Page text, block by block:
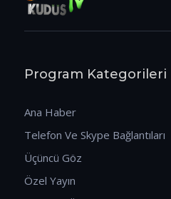
Program Kategorileri
Ana Haber
Telefon Ve Skype Bağlantıları
Üçüncü Göz
Özel Yayın